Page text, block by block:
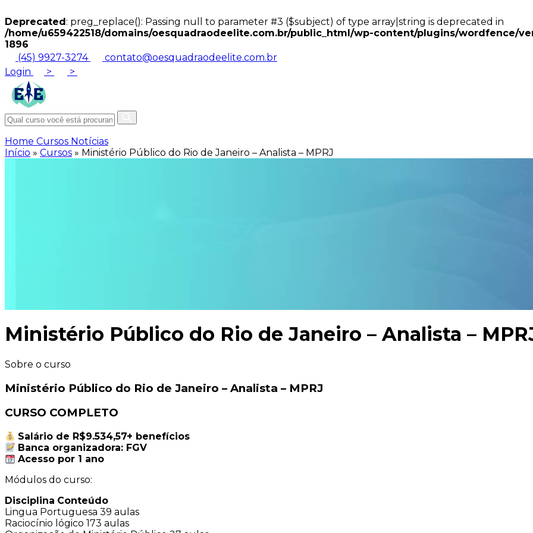
Deprecated: preg_replace(): Passing null to parameter #3 ($subject) of type array|string is deprecated in
/home/u659422518/domains/oesquadraodeelite.com.br/public_html/wp-content/plugins/wordfence/
1896
(45) 9927-3274
contato@oesquadraodeelite.com.br
Login
> >
Home Cursos Notícias
Início » Cursos » Ministério Público do Rio de Janeiro – Analista – MPRJ
Ministério Público do Rio de Janeiro – Analista –
Sobre o curso
Ministério Público do Rio de Janeiro – Analista – MPRJ
CURSO COMPLETO
Salário de R$9.534,57+ benefícios
Banca organizadora: FGV
Acesso por 1 ano
Módulos do curso:
Disciplina Conteúdo
Lingua Portuguesa 39 aulas
Raciocínio lógico 173 aulas